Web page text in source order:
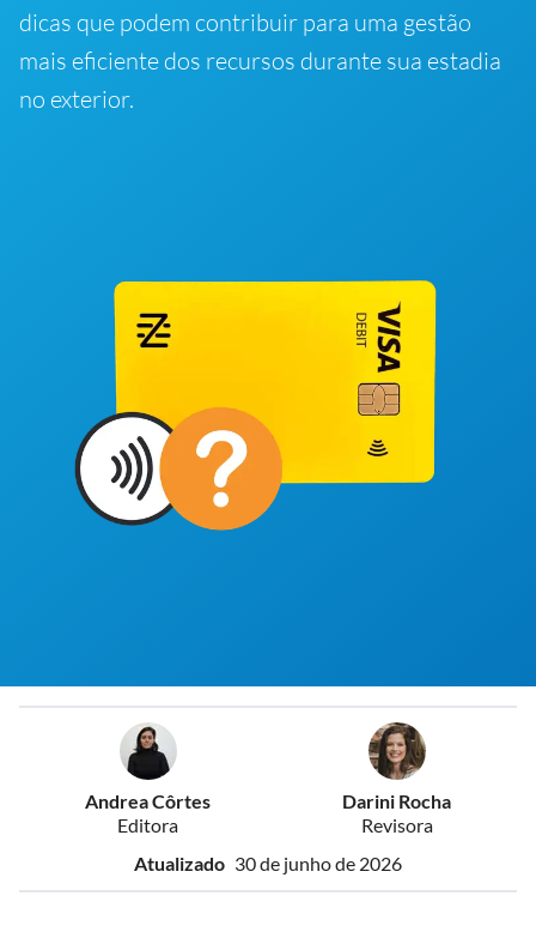
dicas que podem contribuir para uma gestão
mais eficiente dos recursos durante sua estadia
no exterior.
Andrea Côrtes
Editora
Darini Rocha
Revisora
Atualizado 30 de junho de 2026